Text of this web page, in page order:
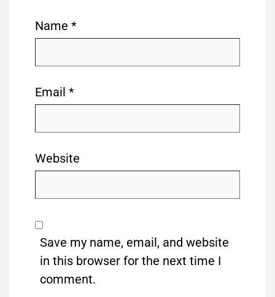
Name *
Email *
Website
Save my name, email, and website
in this browser for the next time I
comment.